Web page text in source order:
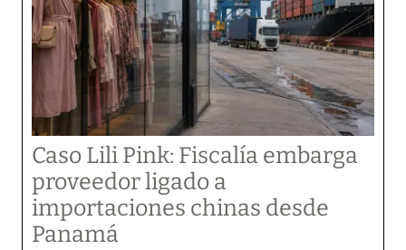
Caso Lili Pink: Fiscalía embarga
proveedor ligado a
importaciones chinas desde
Panamá